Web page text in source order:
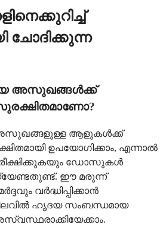
ചോദിക്കുന്ന
അസുഖങ്ങൾക്ക്
ആളുകൾക്ക്
ഉപയോഗിക്കാം, എന്നാൽ
ഡോസുകൾ
ഈ മരുന്ന്
വർദ്ധിപ്പിക്കാൻ
ഹൃദയ സംബന്ധമായ